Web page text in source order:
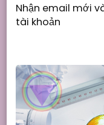
Nhận email mới
tài khoản